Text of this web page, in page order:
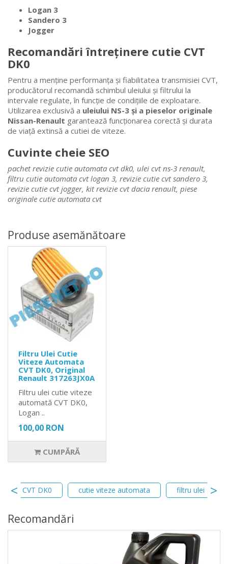
Logan 3
Sandero 3
Jogger
Recomandări întreținere cutie CVT
DK0
Pentru a menține performanța și fiabilitatea transmisiei CVT,
producătorul recomandă schimbul uleiului și filtrului la
intervale regulate, în funcție de condițiile de exploatare.
Utilizarea exclusivă a uleiului NS-3 și a pieselor originale
Nissan-Renault garantează funcționarea corectă și durata
de viață extinsă a cutiei de viteze.
Cuvinte cheie SEO
pachet revizie cutie automata cvt dk0, ulei cvt ns-3 renault,
filtru cutie automata cvt logan 3, revizie cutie cvt sandero 3,
revizie cutie cvt jogger, kit revizie cvt dacia renault, piese
originale cutie automata cvt
Produse asemănătoare
Filtru Ulei Cutie
Viteze Automata
CVT DK0, Original
Renault 317263JX0A
Filtru ulei cutie viteze
automată CVT DK0,
Logan ..
100,00 RON
CUMPĂRĂ
CVT DK0 cutie viteze automata filtru ulei
Recomandări